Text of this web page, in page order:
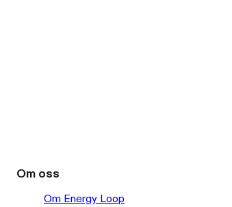
Om oss
Om Energy Loop